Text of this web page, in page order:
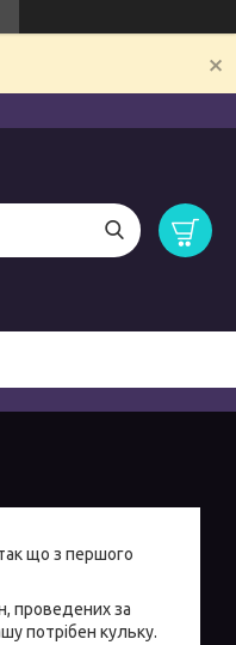
що з першого
проведених за
потрібен кульку.